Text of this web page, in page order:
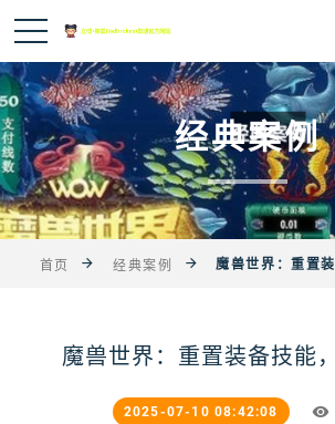
经典案例
首页 经典案例 魔兽世界：重置
魔兽世界：重置装备技能
2025-07-10 08:42:08